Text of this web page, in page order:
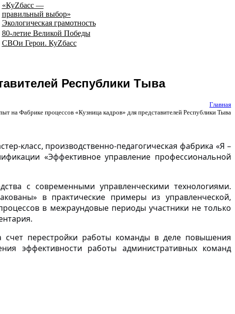
«КуZбасс —
правильный выбор»
Экологическая грамотность
80-летие Великой Победы
СВОи Герои. КуZбасс
Республики Тыва
Главная
на Фабрике процессов «Кузница кадров» для представителей Республики Тыва
класс, производственно-педагогическая фабрика «Я –
«Эффективное управление профессиональной
с современными управленческими технологиями.
в практические примеры из управленческой,
в межраундовые периоды участники не только
счет перестройки работы команды в деле повышения
эффективности работы административных команд